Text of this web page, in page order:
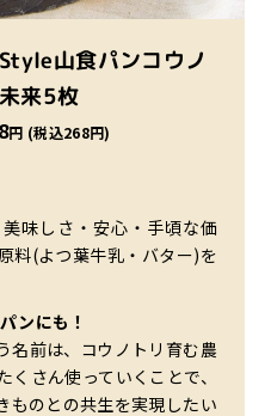
山食パンコウノ
来5枚
円 (税込268円)
味しさ・安心・手頃な価
料(よつ葉牛乳・バター)を
ンにも！
名前は、コウノトリ育む農
さん使っていくことで、
ものとの共生を実現したい